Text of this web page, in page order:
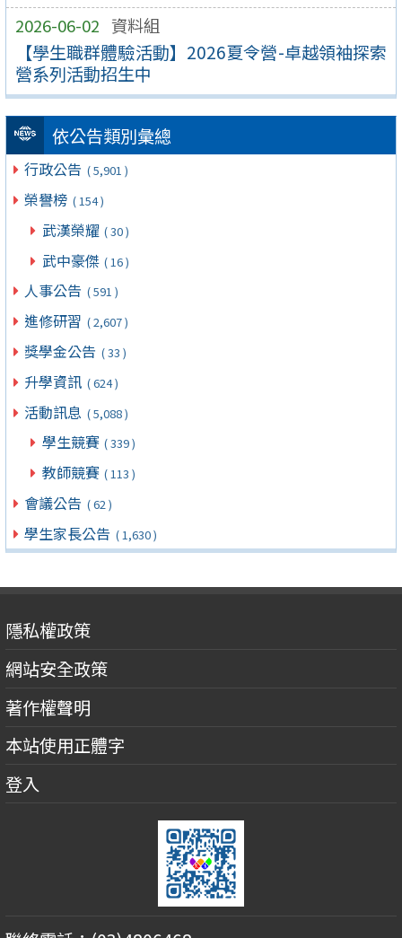
2026-06-02 資料組
【學生職群體驗活動】2026夏令營-卓越領袖探索
營系列活動招生中
依公告類別彙總
行政公告 ( 5,901 )
榮譽榜 ( 154 )
武漢榮耀 ( 30 )
武中豪傑 ( 16 )
人事公告 ( 591 )
進修研習 ( 2,607 )
獎學金公告 ( 33 )
升學資訊 ( 624 )
活動訊息 ( 5,088 )
學生競賽 ( 339 )
教師競賽 ( 113 )
會議公告 ( 62 )
學生家長公告 ( 1,630 )
隱私權政策
網站安全政策
著作權聲明
本站使用正體字
登入